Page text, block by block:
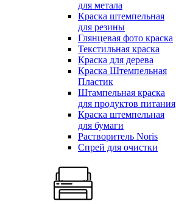
для метала
Краска штемпельная
для резины
Глянцевая фото краска
Текстильная краска
Краска для дерева
Краска Штемпельная
Пластик
Штампельная краска
для продуктов питания
Краска штемпельная
для бумаги
Растворитель Noris
Спрей для очистки